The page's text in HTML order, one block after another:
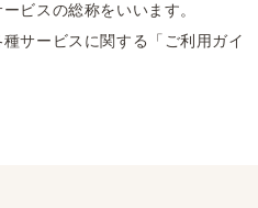
ビスの総称をいいます。
サービスに関する「ご利用ガイ